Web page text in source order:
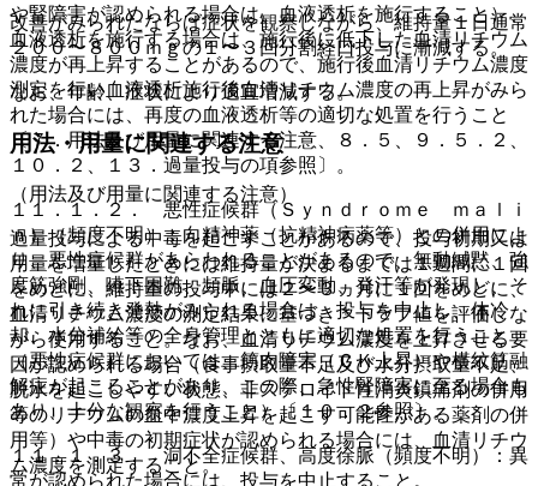
や腎障害が認められる場合は、血液透析を施行すること）、
血液透析を施行する場合は、施行後に低下した血清リチウム
濃度が再上昇することがあるので、施行後血清リチウム濃度
測定を行い血液透析施行後血清リチウム濃度の再上昇がみら
れた場合には、再度の血液透析等の適切な処置を行うこと
〔７．用法及び用量に関連する注意、８．５、９．５．２、
１０．２、１３．過量投与の項参照〕。
１１．１．２． 悪性症候群（Ｓｙｎｄｒｏｍｅ ｍａｌｉ
ｎ）（頻度不明）：向精神薬（抗精神病薬等）との併用によ
り、悪性症候群があらわれることがあるので、無動緘黙、強
度筋強剛、嚥下困難、頻脈、血圧変動、発汗等が発現し、そ
れに引き続き発熱がみられる場合は、投与を中止し、体冷
却、水分補給等の全身管理とともに適切な処置を行うこと
（悪性症候群においては、筋肉障害（ＣＫ上昇）や横紋筋融
解症が起こることがあり、この際、急性腎障害に至る場合も
あり、十分な観察を行うこと）〔１０．２参照〕。
１１．１．３． 洞不全症候群、高度徐脈（頻度不明）：異
常が認められた場合には、投与を中止すること。
改善がみられたならば症状を観察しながら、維持量１日通常
２００〜８００ｍｇの１〜３回分割経口投与に漸減する。
なお、年齢、症状により適宜増減する。
用法・用量に関連する注意
（用法及び用量に関連する注意）
過量投与による中毒を起こすことがあるので、投与初期又は
用量を増量したときには維持量が決まるまでは１週間に１回
をめどに、維持量の投与中には２〜３ヵ月に１回をめどに、
血清リチウム濃度の測定結果に基づき＊トラフ値を評価しな
がら使用すること。なお、血清リチウム濃度を上昇させる要
因が認められる場合（食事摂取量不足及び水分摂取量不足、
脱水を起こしやすい状態、非ステロイド性消炎鎮痛剤の併用
等のリチウムの血中濃度上昇を起こす可能性がある薬剤の併
用等）や中毒の初期症状が認められる場合には、血清リチウ
ム濃度を測定すること。